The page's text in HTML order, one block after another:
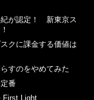
紀が認定！ 新東京ス
クに課金する価値は
すのをやめてみた
番
First Light